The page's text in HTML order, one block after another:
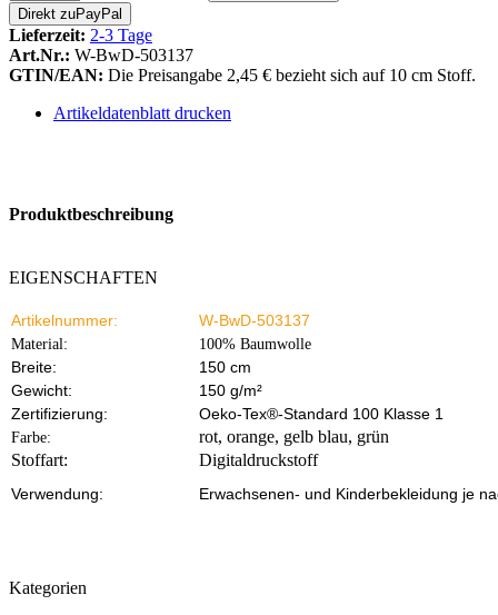
Direkt zuPayPal
Lieferzeit: 2-3 Tage
Art.Nr.: W-BwD-503137
GTIN/EAN: Die Preisangabe 2,45 € bezieht sich auf 10 cm Stoff.
Artikeldatenblatt drucken
Produktbeschreibung
EIGENSCHAFTEN
Artikelnummer: W-BwD-503137
Material: 100% Baumwolle
Breite:
150 cm
Gewicht:
150 g/m²
Zertifizierung:
Oeko-Tex®-Standard 100 Klasse 1
Farbe:
rot, orange, gelb blau, grün
Stoffart:
Digitaldruckstoff
Verwendung: Erwachsenen- und Kinderbekleidung je
Kategorien